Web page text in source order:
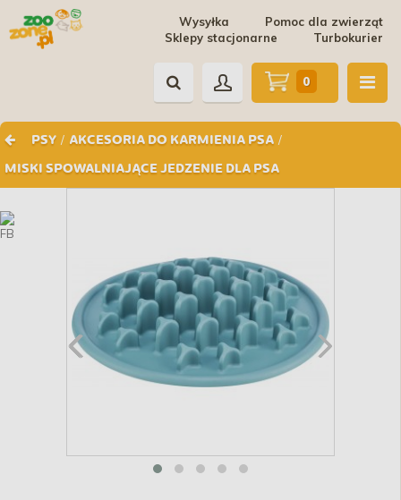
Pomoc dla zwierząt
Wysyłka
Turbokurier
Sklepy stacjonarne
PSY / AKCESORIA DO KARMIENIA PSA /
MISKI SPOWALNIAJĄCE JEDZENIE DLA PSA
0